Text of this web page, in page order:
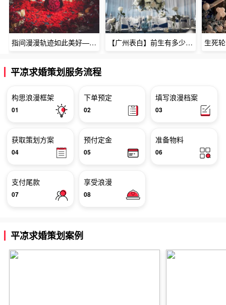
指间漫漫轨迹如此美好——深圳烈焰玫瑰生日惊喜 【广州表白】前生有多少未尽的缘7张
平凉求婚策划服务流程
构思浪漫框架
01
下单预定
02
填写浪漫档案
03
获取策划方案
04
预付定金
05
准备物料
06
支付尾款
07
享受浪漫
08
平凉求婚策划案例